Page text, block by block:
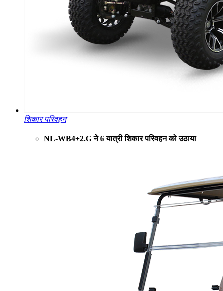
शिकार परिवहन
NL-WB4+2.G ने 6 यात्री शिकार परिवहन को उठाया